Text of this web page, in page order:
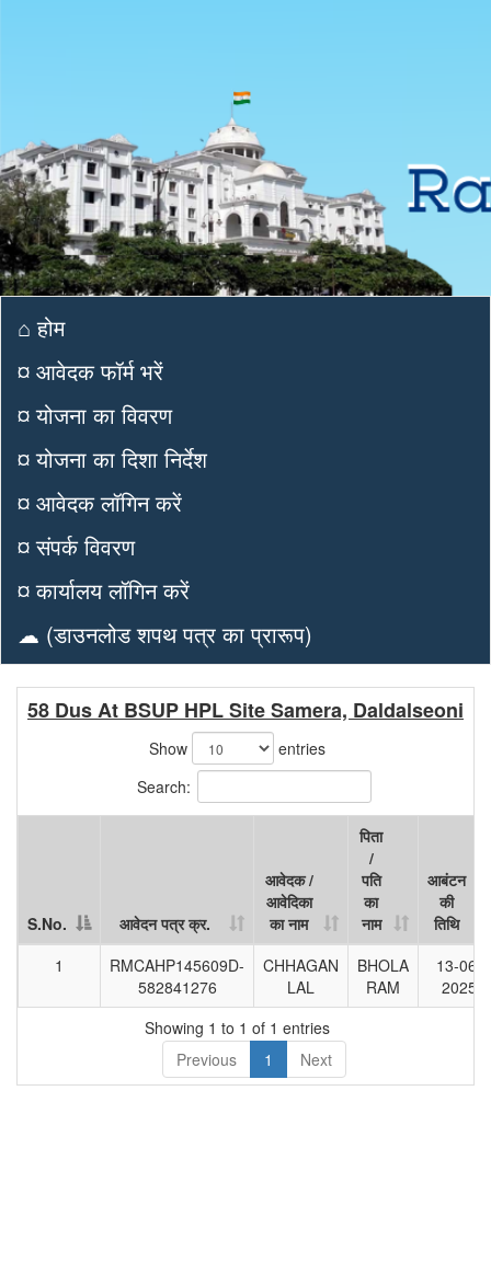
⌂ होम
¤ आवेदक फॉर्म भरें
¤ योजना का विवरण
¤ योजना का दिशा निर्देश
¤ आवेदक लॉगिन करें
¤ संपर्क विवरण
¤ कार्यालय लॉगिन करें
☁ (डाउनलोड शपथ पत्र का प्रारूप)
58 Dus At BSUP HPL Site Samera, Daldalseoni
Show
entries
Search:
S.No. आवेदन पत्र क्र.
आवेदक /
आवेदिका
का नाम
पिता
/
पति
का
नाम
आबंटन
की
तिथि
S.No.
आवेदन पत्र क्र.
आवेदक /
आवेदिका
का नाम
पिता
/
पति
आबंटन
की
तिथि
1
RMCAHP145609D-
582841276
CHHAGAN
LAL
BHOLA
RAM
13-06-
2025
Showing 1 to 1 of 1 entries
Previous
1 Next